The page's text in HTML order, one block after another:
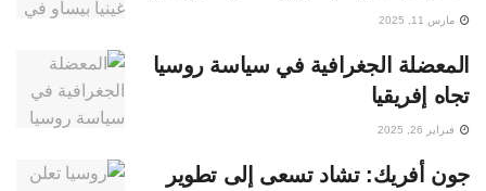
مارس 11, 2025
المعضلة الجغرافية في سياسة روسيا
تجاه إفريقيا
فبراير 26, 2025
جون أفريك: تشاد تسعى إلى تطوير